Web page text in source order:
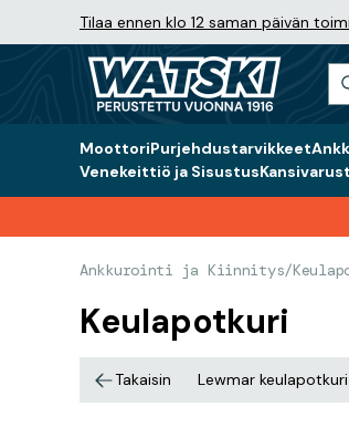
Tilaa ennen klo 12 saman päivän
MoottoriPurjehdustarvikkeet
Venekeittiö ja Sisustus
Ankkurointi ja Kiinnitys/
Keulapotkuri
Takaisin Lewmar keulapotkuri